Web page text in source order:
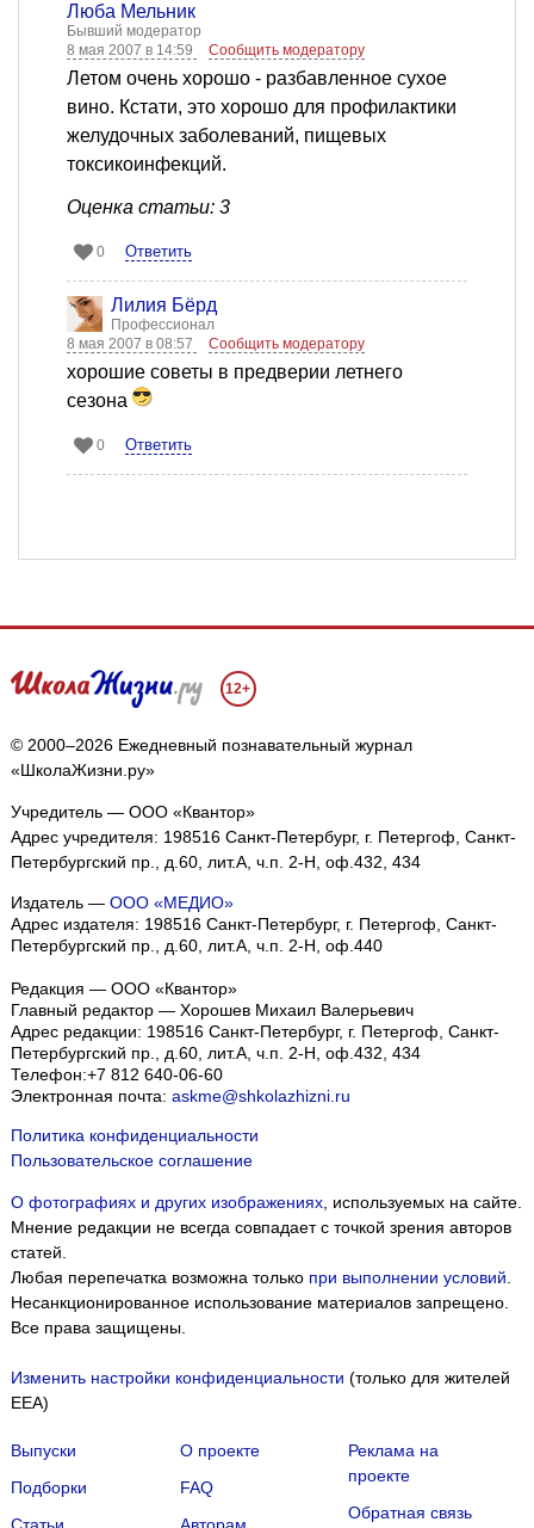
Люба Мельник
Бывший модератор
8 мая 2007 в 14:59
Сообщить модератору
Летом очень хорошо - разбавленное сухое
вино. Кстати, это хорошо для профилактики
желудочных заболеваний, пищевых
токсикоинфекций.
Оценка статьи: 3
0 Ответить
Лилия Бёрд
Профессионал
8 мая 2007 в 08:57
Сообщить модератору
хорошие советы в предверии летнего
сезона
0 Ответить
12+
© 2000–2026 Ежедневный познавательный журнал
«ШколаЖизни.ру»
Учредитель — ООО «Квантор»
Адрес учредителя: 198516 Санкт-Петербург, г. Петергоф, Санкт-
Петербургский пр., д.60, лит.А, ч.п. 2-Н, оф.432, 434
Издатель — ООО «МЕДИО»
Адрес издателя: 198516 Санкт-Петербург, г. Петергоф, Санкт-
Петербургский пр., д.60, лит.А, ч.п. 2-Н, оф.440
Редакция — ООО «Квантор»
Главный редактор — Хорошев Михаил Валерьевич
Адрес редакции: 198516 Санкт-Петербург, г. Петергоф, Санкт-
Петербургский пр., д.60, лит.А, ч.п. 2-Н, оф.432, 434
Телефон:+7 812 640-06-60
Электронная почта: askme@shkolazhizni.ru
Политика конфиденциальности
Пользовательское соглашение
О фотографиях и других изображениях, используемых на сайте.
Мнение редакции не всегда совпадает с точкой зрения авторов
статей.
Любая перепечатка возможна только при выполнении условий.
Несанкционированное использование материалов запрещено.
Все права защищены.
Изменить настройки конфиденциальности (только для жителей
EEA)
Выпуски
Подборки
О проекте
FAQ
Реклама на
проекте
Обратная связь